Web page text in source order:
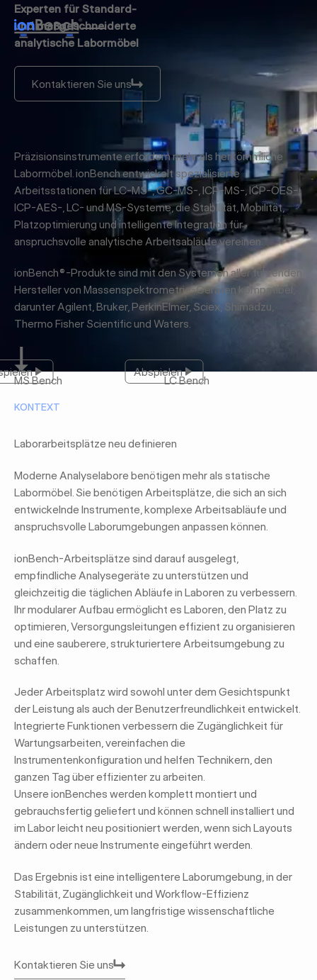
Experten für Standard-
und maßgeschneiderte
analytische Labormöbel
Kontaktieren Sie uns
Kontaktieren Sie uns
Präzisionsinstrumente erfordern mehr als herkömmliche
Labormöbel. ionBench entwickelt spezialisierte
Arbeitsstationen für LC-MS-, GC-MS-, ICP-MS-, ICP-OES-,
ICP-AES-, LC- und MS-Systeme, die Stabilität, Mobilität,
Platzoptimierung und intelligente Integration für
anspruchsvolle analytische Arbeitsabläufe vereinen.
ionBench®-Produkte sind mit den Systemen aller führenden
Hersteller von Massenspektrometrie-Geräten kompatibel,
darunter Agilent, Bruker, PerkinElmer, Sciex, Shimadzu,
Thermo Fisher Scientific und Waters.
Abspielen
MS Bench Abspielen
Abspielen
LC Bench
KONTEXT
Laborarbeitsplätze neu definieren
Moderne Analyselabore benötigen mehr als statische
Labormöbel. Sie benötigen Arbeitsplätze, die sich an sich
entwickelnde Instrumente, komplexe Arbeitsabläufe und
anspruchsvolle Laborumgebungen anpassen können.
ionBench-Arbeitsplätze sind darauf ausgelegt,
empfindliche Analysegeräte zu unterstützen und
gleichzeitig die täglichen Abläufe in Laboren zu verbessern.
Ihr modularer Aufbau ermöglicht es Laboren, den Platz zu
optimieren, Versorgungsleitungen effizient zu organisieren
und eine sauberere, strukturiertere Arbeitsumgebung zu
schaffen.
Jeder Arbeitsplatz wird sowohl unter dem Gesichtspunkt
der Leistung als auch der Benutzerfreundlichkeit entwickelt.
Integrierte Funktionen verbessern die Zugänglichkeit für
Wartungsarbeiten, vereinfachen die
Instrumentenkonfiguration und helfen Technikern, den
ganzen Tag über effizienter zu arbeiten.
Unsere ionBenches werden komplett montiert und
gebrauchsfertig geliefert und können schnell installiert und
im Labor leicht neu positioniert werden, wenn sich Layouts
ändern oder neue Instrumente eingeführt werden.
Das Ergebnis ist eine intelligentere Laborumgebung, in der
Stabilität, Zugänglichkeit und Workflow-Effizienz
zusammenkommen, um langfristige wissenschaftliche
Leistungen zu unterstützen.
Kontaktieren Sie uns
Kontaktieren Sie uns